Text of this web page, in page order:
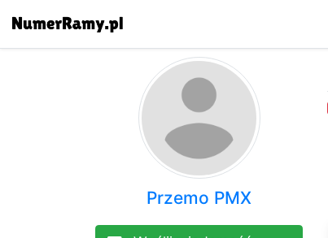
Przemo PMX